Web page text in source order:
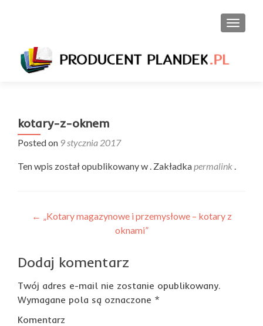
kotary-z-oknem
Posted on 9 stycznia 2017
Ten wpis został opublikowany w . Zakładkapermalink .
Nawigacja
← „Kotary magazynowe i przemysłowe – kotary z
oknami”
Dodaj komentarz
Twój adres e-mail nie zostanie opublikowany.
Wymagane pola są oznaczone *
Komentarz